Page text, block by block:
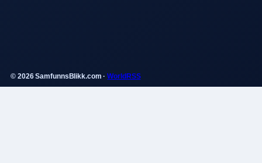
© 2026 SamfunnsBlikk.com ·WorldRSS